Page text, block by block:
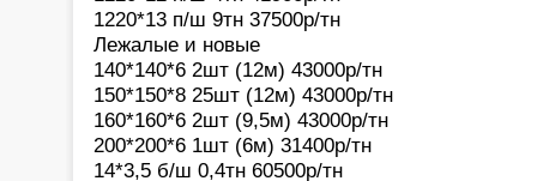
1220*13 п/ш 9тн 37500р/тн
Лежалые и новые
140*140*6 2шт (12м) 43000р/тн
150*150*8 25шт (12м) 43000р/тн
160*160*6 2шт (9,5м) 43000р/тн
200*200*6 1шт (6м) 31400р/тн
14*3,5 б/ш 0,4тн 60500р/тн